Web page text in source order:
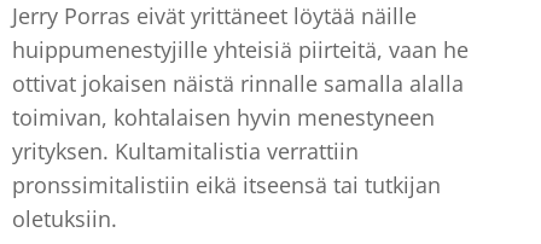
Jerry Porras eivät yrittäneet löytää näille
huippumenestyjille yhteisiä piirteitä, vaan he
ottivat jokaisen näistä rinnalle samalla alalla
toimivan, kohtalaisen hyvin menestyneen
yrityksen. Kultamitalistia verrattiin
pronssimitalistiin eikä itseensä tai tutkijan
oletuksiin.